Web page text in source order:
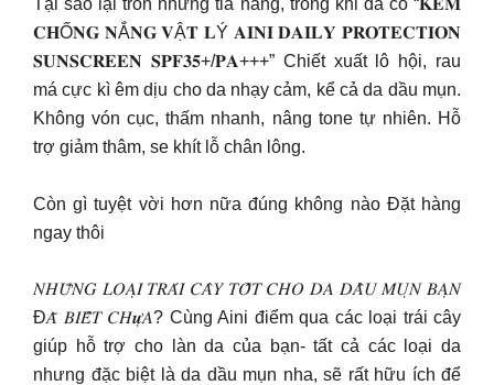
Tại sao lại trốn những tia nắng, trong khi đã có “𝐊𝐄𝐌
𝐂𝐇Ố𝐍𝐆 𝐍Ắ𝐍𝐆 𝐕Ậ𝐓 𝐋Ý 𝐀𝐈𝐍𝐈 𝐃𝐀𝐈𝐋𝐘 𝐏𝐑𝐎𝐓𝐄𝐂𝐓𝐈𝐎𝐍
𝐒𝐔𝐍𝐒𝐂𝐑𝐄𝐄𝐍 𝐒𝐏𝐅𝟑𝟓+/𝐏𝐀+++” Chiết xuất lô hội, rau
má cực kì êm dịu cho da nhạy cảm, kể cả da dầu mụn.
Không vón cục, thấm nhanh, nâng tone tự nhiên. Hỗ
trợ giảm thâm, se khít lỗ chân lông.
Còn gì tuyệt vời hơn nữa đúng không nào Đặt hàng
ngay thôi
𝑁𝐻𝑈̛̃𝑁𝐺 𝐿𝑂𝐴̣𝐼 𝑇𝑅𝐴́𝐼 𝐶𝐴̂𝑌 𝑇𝑂̂́𝑇 𝐶𝐻𝑂 𝐷𝐴 𝐷𝐴̂̀𝑈 𝑀𝑈̣𝑁 𝐵𝐴̣𝑁
Đ𝐴̃ 𝐵𝐼𝐸̂́𝑇 𝐶𝐻𝒖̛̣𝐴? Cùng Aini điểm qua các loại trái cây
giúp hỗ trợ cho làn da của bạn- tất cả các loại da
nhưng đặc biệt là da dầu mụn nha, sẽ rất hữu ích để